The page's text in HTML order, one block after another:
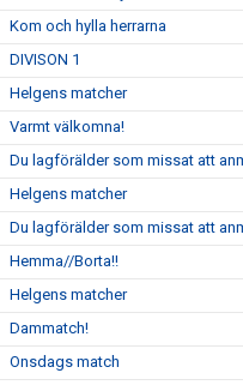
Kom och hylla herrarna
DIVISON 1
Helgens matcher
Varmt välkomna!
Du lagförälder som missat att
Helgens matcher
Du lagförälder som missat att
Hemma//Borta!!
Helgens matcher
Dammatch!
Onsdags match